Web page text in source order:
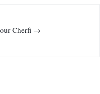
Cherfi →